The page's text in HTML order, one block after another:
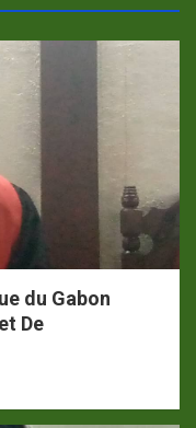
du Gabon
De